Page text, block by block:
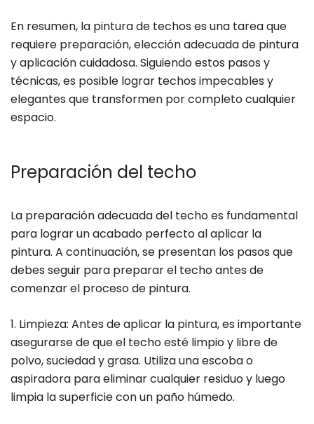
En resumen, la pintura de techos es una tarea que
requiere preparación, elección adecuada de pintura
y aplicación cuidadosa. Siguiendo estos pasos y
técnicas, es posible lograr techos impecables y
elegantes que transformen por completo cualquier
espacio.
Preparación del techo
La preparación adecuada del techo es fundamental
para lograr un acabado perfecto al aplicar la
pintura. A continuación, se presentan los pasos que
debes seguir para preparar el techo antes de
comenzar el proceso de pintura.
1. Limpieza: Antes de aplicar la pintura, es importante
asegurarse de que el techo esté limpio y libre de
polvo, suciedad y grasa. Utiliza una escoba o
aspiradora para eliminar cualquier residuo y luego
limpia la superficie con un paño húmedo.